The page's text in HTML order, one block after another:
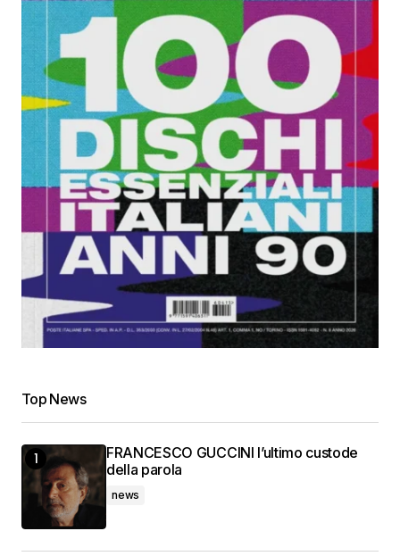
Top News
FRANCESCO GUCCINI l’ultimo custode
della parola
news